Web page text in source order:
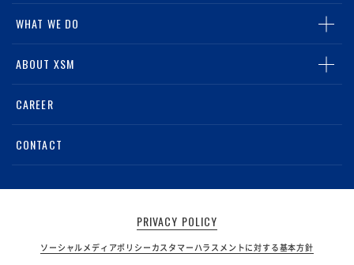
NEWS
WHAT WE DO
TOP
グループリテールマーケティング事業
デジタルマーケティング事業
ABOUT XSM
TOP
会社概要・アクセス
CAREER
CONTACT
PRIVACY POLICY
ソーシャルメディアポリシー カスタマーハラスメントに対する基本方針